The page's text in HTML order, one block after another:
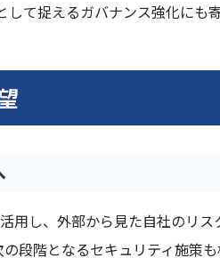
て捉えるガバナンス強化にも寄
用し、外部から見た自社のリ
段階となるセキュリティ施策も